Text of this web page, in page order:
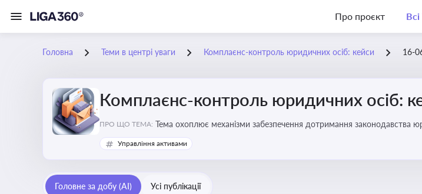
Про проєкт
Головна Теми в центрі уваги Комплаєнс-контроль юридичних осіб: кейси 16-
Комплаєнс-контроль юридичних осіб:
ПРО ЩО ТЕМА: Тема охоплює механізми забезпечення дотримання законодавства
діяльності
Управління активами
Головне за добу (AI) Усі публікації